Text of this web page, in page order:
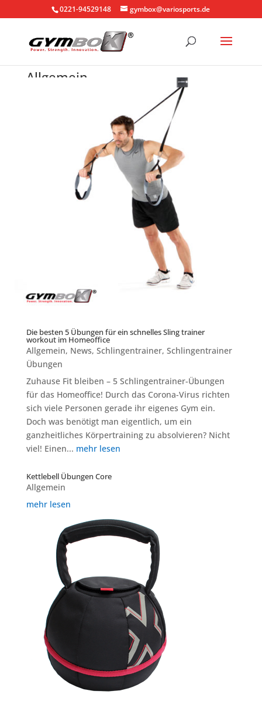
0221-94529148 gymbox@variosports.de
Allgemein
Die besten 5 Übungen für ein schnelles Sling trainer
workout im Homeoffice
Allgemein, News, Schlingentrainer, Schlingentrainer
Übungen
Zuhause Fit bleiben – 5 Schlingentrainer-Übungen
für das Homeoffice! Durch das Corona-Virus richten
sich viele Personen gerade ihr eigenes Gym ein.
Doch was benötigt man eigentlich, um ein
ganzheitliches Körpertraining zu absolvieren? Nicht
viel! Einen... mehr lesen
Kettlebell Übungen Core
Allgemein
mehr lesen